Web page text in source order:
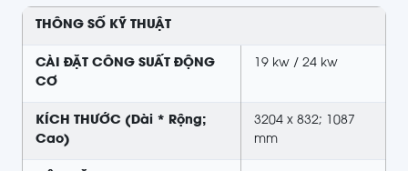
THÔNG SỐ KỸ THUẬT
CÀI ĐẶT CÔNG SUẤT ĐỘNG
CƠ
19 kw / 24 kw
KÍCH THƯỚC (Dài * Rộng;
Cao)
3204 x 832; 1087
mm